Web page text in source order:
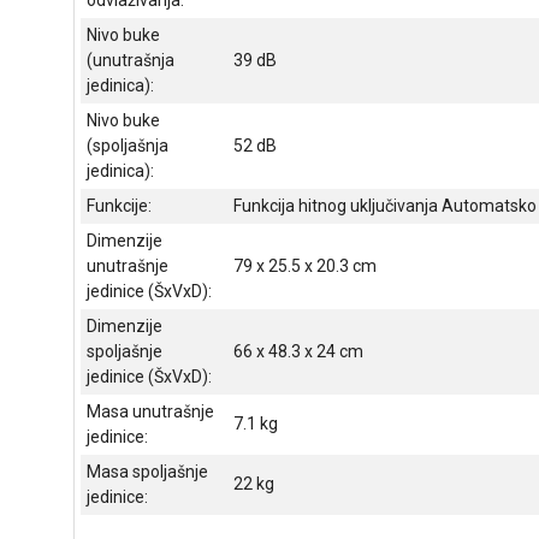
Nivo buke
(unutrašnja
jedinica):
39 dB
Nivo buke
(spoljašnja
jedinica):
52 dB
Funkcije:
Funkcija hitnog uključivanja
Dimenzije
unutrašnje
jedinice (ŠxVxD):
79 x 25.5 x 20.3 cm
Dimenzije
spoljašnje
jedinice (ŠxVxD):
66 x 48.3 x 24 cm
Masa unutrašnje
jedinice:
7.1 kg
Masa spoljašnje
jedinice:
22 kg